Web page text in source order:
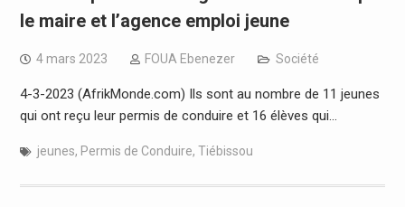
le maire et l’agence emploi jeune
4 mars 2023 FOUA Ebenezer Société
4-3-2023 (AfrikMonde.com) Ils sont au nombre de 11 jeunes
qui ont reçu leur permis de conduire et 16 élèves qui…
jeunes, Permis de Conduire, Tiébissou